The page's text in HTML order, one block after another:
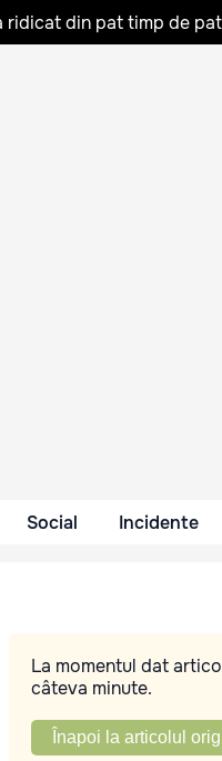
ridicat din pat timp de
Social Incidente
La momentul dat
câteva minute.
Înapoi la articolul